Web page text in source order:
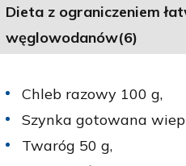
Dieta z ograniczeniem
węglowodanów(6)
Chleb razowy 100 g,
Szynka gotowana
Twaróg 50 g,